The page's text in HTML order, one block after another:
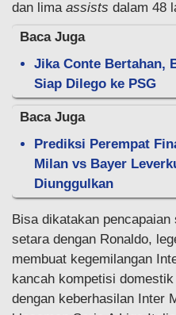
dan lima assists dalam 48
Baca Juga
Jika Conte Bertahan,
Siap Dilego ke PSG
Baca Juga
Prediksi Perempat
Milan vs Bayer
Diunggulkan
Bisa dikatakan
setara dengan Ronaldo,
membuat kegemilangan
kancah kompetisi
dengan keberhasilan Inter